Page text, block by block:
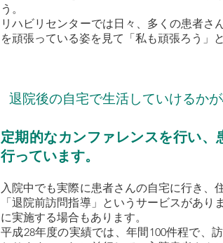
う。
リハビリセンターでは日々、多くの患者さ
を頑張っている姿を見て「私も頑張ろう」
退院後の自宅で生活していけるかが
定期的なカンファレンスを行い
行っています。
入院中でも実際に患者さんの自宅に行き、
「退院前訪問指導」というサービスがあ
に実施する場合もあります。
平成28年度の実績では、年間100件程で、